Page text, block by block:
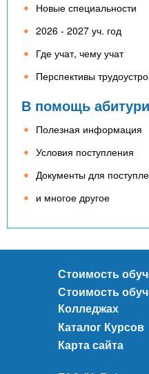
н
ь
-
п
о
е
с
й
н
г
т
у
е
н
я
Новые специальности
2026 - 2027 уч. год
Где учат, чему учат
Перспективы
В помощь
Полезная информация
Условия поступления
Документы для
и многое другое
Стоимость
Стоимость
Колледжах
Каталог Курсов
Карта сайта